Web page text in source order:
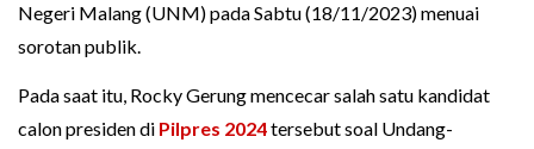
Negeri Malang (UNM) pada Sabtu (18/11/2023) menuai
sorotan publik.
Pada saat itu, Rocky Gerung mencecar salah satu kandidat
calon presiden di Pilpres 2024tersebut soal Undang-